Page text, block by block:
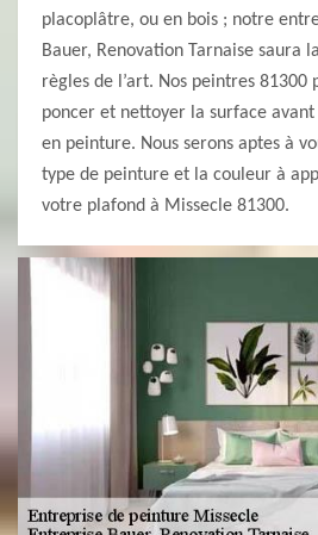
placoplâtre, ou en bois ; notre
Bauer, Renovation Tarnaise saura
règles de l’art. Nos peintres 81300
poncer et nettoyer la surface
en peinture. Nous serons aptes à
type de peinture et la couleur à
votre plafond à Missecle 81300.